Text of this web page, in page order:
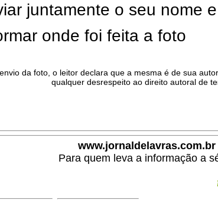
juntamente o seu nome
onde foi feita a foto
da foto, o leitor declara que a mesma é de sua
qualquer desrespeito ao direito autoral de
www.jornaldelavras.com.br
Para quem leva a informação a